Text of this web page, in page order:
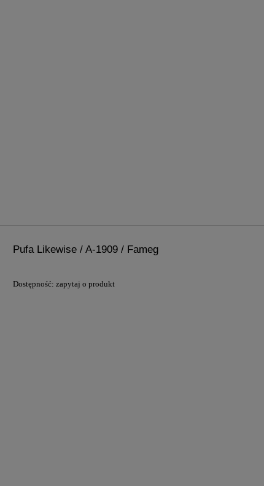
Pufa Likewise / A-1909 / Fameg
Dostępność: zapytaj o produkt